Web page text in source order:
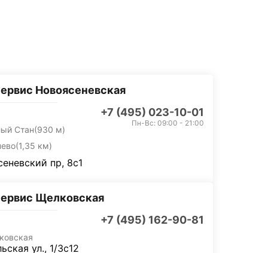
Новоясеневская
+7 (495) 023-10-01
Стан(930 м)
(1,35 км)
Пн-Вс: 09:00 - 21:00
пр, 8с1
Щелковская
+7 (495) 162-90-81
ул., 1/3с12